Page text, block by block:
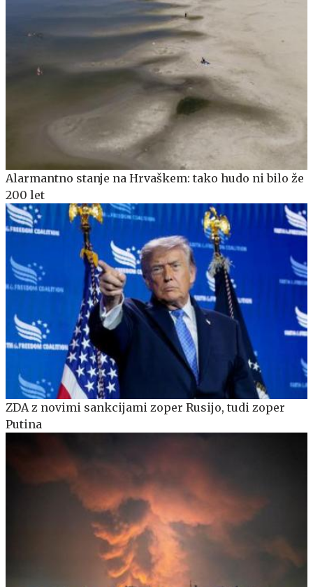
Alarmantno stanje na Hrvaškem: tako hudo ni bilo že
200 let
ZDA z novimi sankcijami zoper Rusijo, tudi zoper
Putina